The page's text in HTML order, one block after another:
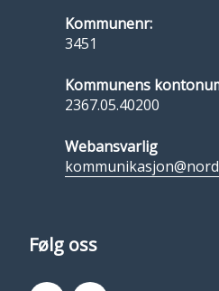
Kommunenr:
3451
Kommunens
2367.05.40200
Webansvarlig
Følg oss